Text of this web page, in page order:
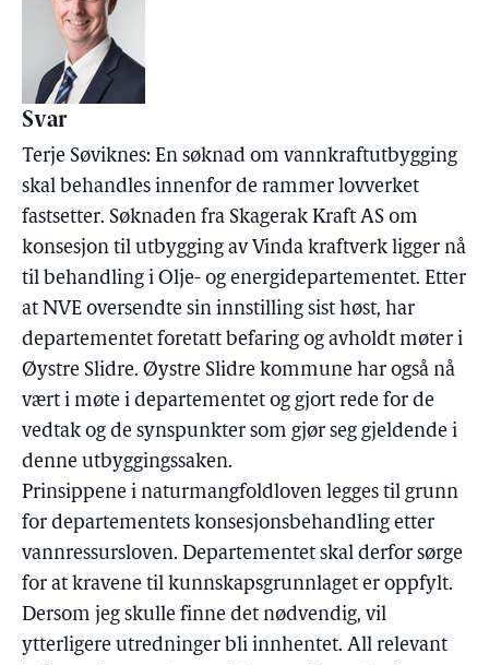
Svar
Terje Søviknes: En søknad om vannkraftutbygging
skal behandles innenfor de rammer lovverket
fastsetter. Søknaden fra Skagerak Kraft AS om
konsesjon til utbygging av Vinda kraftverk ligger nå
til behandling i Olje- og energidepartementet. Etter
at NVE oversendte sin innstilling sist høst, har
departementet foretatt befaring og avholdt møter i
Øystre Slidre. Øystre Slidre kommune har også nå
vært i møte i departementet og gjort rede for de
vedtak og de synspunkter som gjør seg gjeldende i
denne utbyggingssaken.
Prinsippene i naturmangfoldloven legges til grunn
for departementets konsesjonsbehandling etter
vannressursloven. Departementet skal derfor sørge
for at kravene til kunnskapsgrunnlaget er oppfylt.
Dersom jeg skulle finne det nødvendig, vil
ytterligere utredninger bli innhentet. All relevant